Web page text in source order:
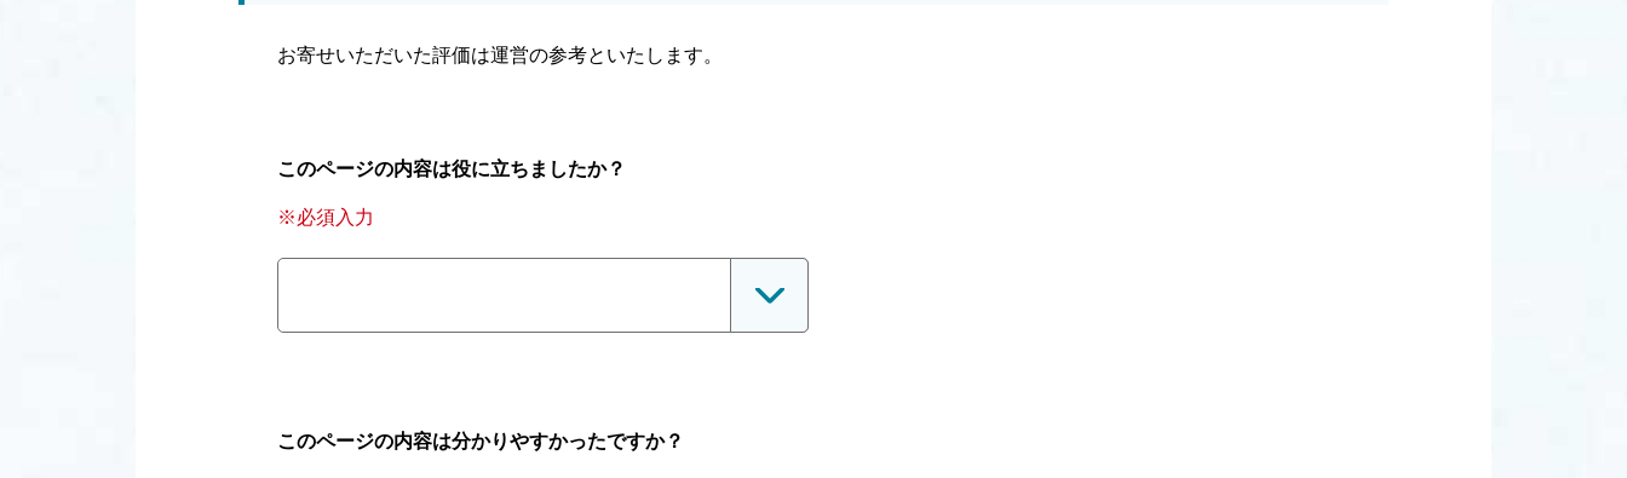
お寄せいただいた評価は運営の参考といたします。
このページの内容は役に立ちましたか？
※必須入力
このページの内容は分かりやすかったですか？